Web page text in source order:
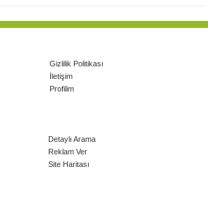
Gizlilik Politikası
İletişim
Profilim
Detaylı Arama
Reklam Ver
Site Haritası